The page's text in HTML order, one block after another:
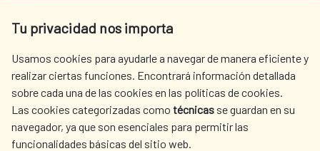
Tu privacidad nos importa
Usamos cookies para ayudarle a navegar de manera eficiente y
realizar ciertas funciones. Encontrará información detallada
sobre cada una de las cookies en las políticas de cookies.
Las cookies categorizadas como técnicas se guardan en su
navegador, ya que son esenciales para permitir las
funcionalidades básicas del sitio web.
Tel. +34 900 20 30 54​​​​​​​
AECID
WHERE DO WE COOPERATE?
SPANISH HUMANITARIAN
ACTION
PRESS ROOM